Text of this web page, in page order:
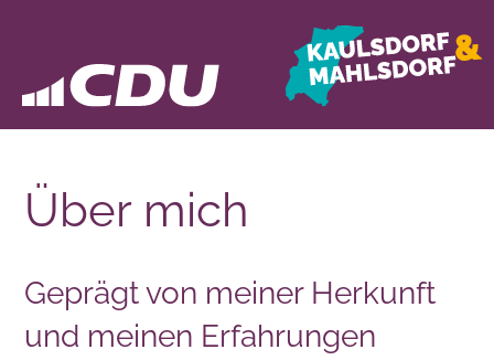
Über mich
Geprägt von meiner Herkunft
und meinen Erfahrungen